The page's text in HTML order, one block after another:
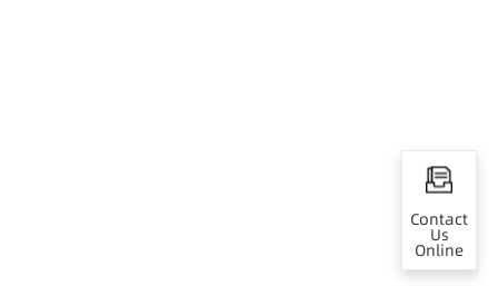
Contact
Us
Online